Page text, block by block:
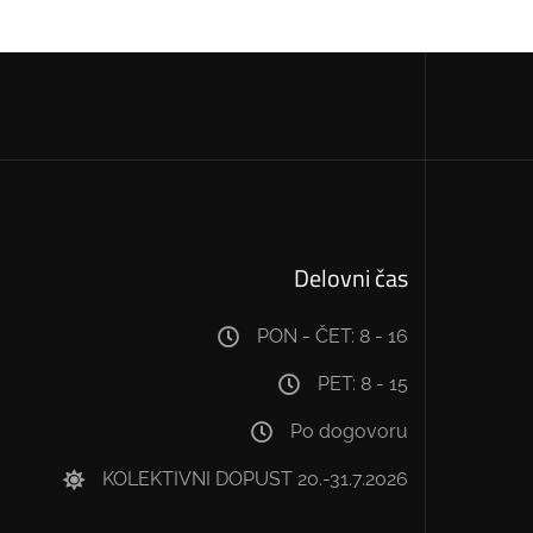
Delovni čas
PON - ČET: 8 - 16
PET: 8 - 15
Po dogovoru
KOLEKTIVNI DOPUST 20.-31.7.2026